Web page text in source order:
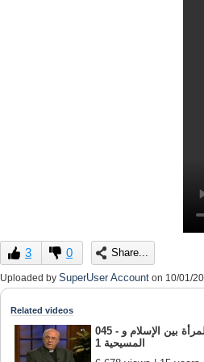
3 0 Share...
Uploaded by SuperUser Account on 10/01/
Related videos
045 - المرأة بين الإسلام و
المسيحية 1